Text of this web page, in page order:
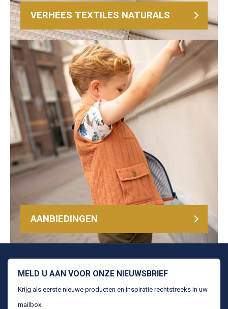
VERHEES TEXTILES NATURALS
AANBIEDINGEN
MELD U AAN VOOR ONZE NIEUWSBRIEF
Krijg als eerste nieuwe producten en inspiratie rechtstreeks in uw
mailbox.